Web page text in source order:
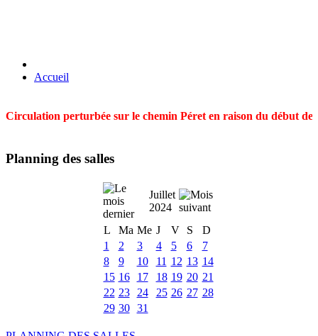
Accueil
Circulation perturbée sur le chemin Péret en raison du début
Planning des salles
Juillet
2024
L
Ma Me J V S
D
1
2 3 4 5 6
7
8
9 10 11 12 13 14
15 16 17 18 19 20 21
22 23 24 25 26 27 28
29 30 31